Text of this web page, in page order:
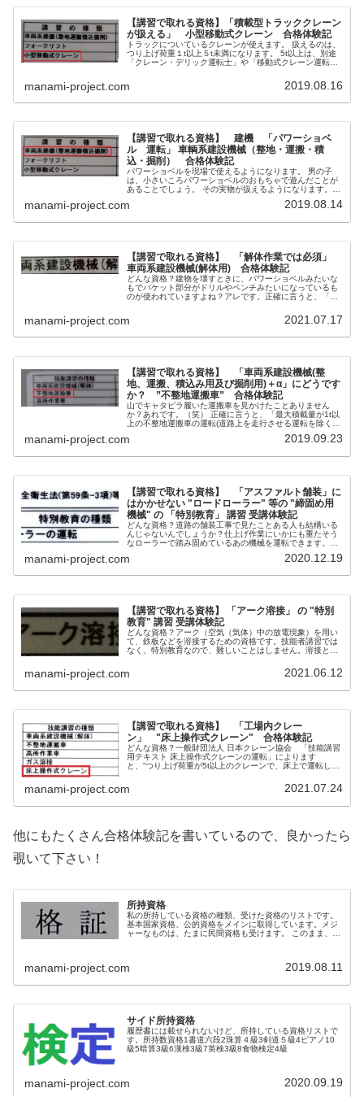
【講習で取れる資格】「積載型トラッククレーン
が扱える」 小型移動式クレーン 合格体験記
トラックについているクレーンが使えます。 扱えるのは、
つり上げ荷重１t以上５t未満になります。 5t以上は、別途
「クレーン・デリック運転士」や「移動式クレーン運転
manami-project.com 2019.08.16
【講習で取れる資格】 建機 「パワーショベ
ル 運転」 車輌系建設機械（整地・運搬・積
込・掘削） 合格体験記
パワーショベルを現場で使えるようになります。 男の子
は、小さいころパワーショベルのおもちゃで遊んだことが
あることでしょう。 その実物が扱えるようになります。
ていますので、後々upします）
manami-project.com 2019.08.14
【講習で取れる資格】 「解体作業では必須」
車両系建設機械(解体用) 合格体験記
どんな資格？建物を壊すときに、パワーショベルみたいな
もでバケット部分がドリルやペンチみたいになっているも
のが使われていますよね？アレです。正確に言うと、「機
manami-project.com 2021.07.17
【講習で取れる資格】 「車両系建設機械(整
地、運搬、積込み用及び掘削用)＋α」にどうです
か？ ”不整地運搬車” 合格体験記
山でキャタピラ履いた運搬車を見かけたことありません
か？あれです。（笑） 正確に言うと、「最大積載量が1t以
上の不整地運搬車の運転(道路上を走行させる運転を除く)
キャリアやホイールキャリアが該当します。
manami-project.com 2019.09.23
【講習で取れる資格】 「アスファルト舗装」に
はかかせない "ロードローラー" 等の "締固め用
機械" の 「特別教育」 講習 受講体験記
どんな資格？道路の舗装工事で見たことある人も結構いる
んじゃないんでしょうか？仕上げ作業にいかにも重たそう
なローラーで踏み固めているあの機械を運転できます。日
かけ車両系建設機械（整地・運搬・...
manami-project.com 2020.12.19
【講習で取れる資格】 「アーク溶接」 の "特別
教育" 講習 受講体験記
どんな資格？アーク（空気（気体）中の放電現象）を用い
て、鉄板などを溶接するための資格です。技能者講習では
なく、特別教育なので、難しいことはしません。溶接とい
manami-project.com 2021.06.12
【講習で取れる資格】 「工場内クレー
ン」 "床上操作式クレーン" 合格体験記
どんな資格？一般財団法人 日本クレーン協会 「技能講習
用テキスト 床上操作式クレーンの運転」によります
と、”つり上げ荷重が5t以上のクレーンで、床上で運転し、
manami-project.com 2021.07.24
他にもたくさん合格体験記を書いているので、良かったら
覗いて下さい！
所持資格
私の所持している資格の種類、受けた資格のリストです。
基本国家資格、公的資格をメインに取得しています。メジ
ャーなものは、たまに民間資格も受けます。 このまま、リ
manami-project.com 2019.08.11
サイド所持資格
履歴書には載せられないけど、所持している資格リストで
す。所持数資格1書道六段2珠算４級3剣道５級4ピアノ10
級5暗算3級6漢検3級7英検3級8食物検定4級
manami-project.com 2020.09.19